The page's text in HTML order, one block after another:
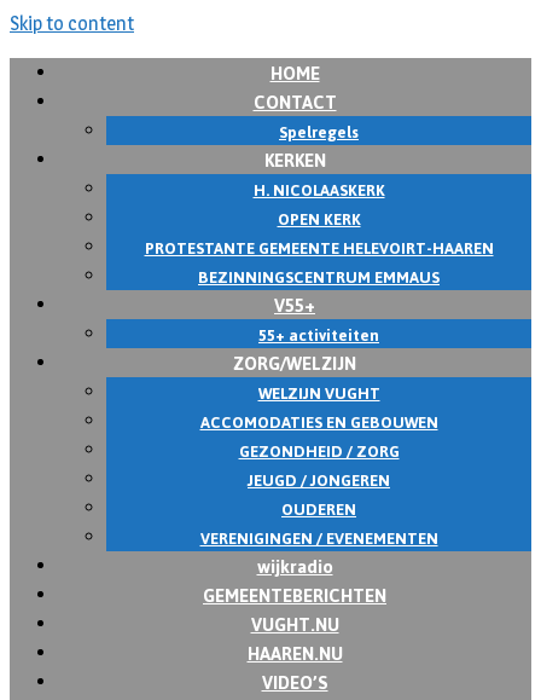
Skip to content
HOME
CONTACT
Spelregels
KERKEN
H. NICOLAASKERK
OPEN KERK
PROTESTANTE GEMEENTE HELEVOIRT-HAAREN
BEZINNINGSCENTRUM EMMAUS
V55+
55+ activiteiten
ZORG/WELZIJN
WELZIJN VUGHT
ACCOMODATIES EN GEBOUWEN
GEZONDHEID / ZORG
JEUGD / JONGEREN
OUDEREN
VERENIGINGEN / EVENEMENTEN
wijkradio
GEMEENTEBERICHTEN
VUGHT.NU
HAAREN.NU
VIDEO’S